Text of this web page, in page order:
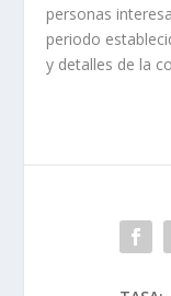
personas
periodo
y detalles de la